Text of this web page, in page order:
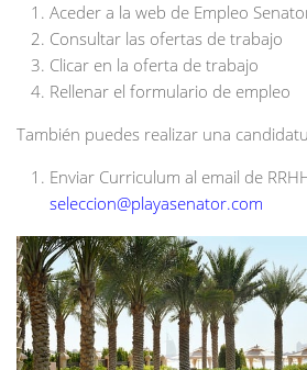
Aceder a la web de Empleo
Consultar las ofertas de trabajo
Clicar en la oferta de trabajo
Rellenar el formulario de empleo
También puedes realizar una
Enviar Curriculum al email de
seleccion@playasenator.com